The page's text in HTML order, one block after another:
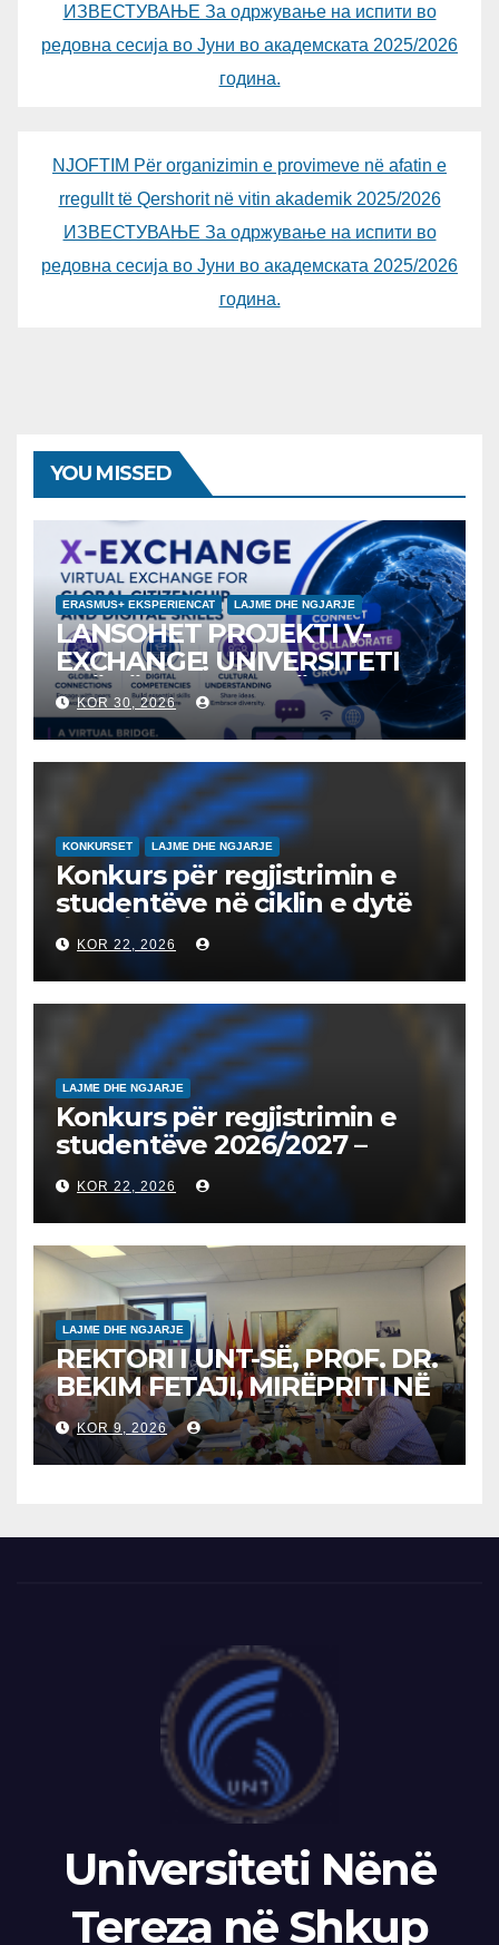
ИЗВЕСТУВАЊЕ За одржување на испити во
редовна сесија во Јуни во академската 2025/2026
година.
NJOFTIM Për organizimin e provimeve në afatin e
rregullt të Qershorit në vitin akademik 2025/2026
ИЗВЕСТУВАЊЕ За одржување на испити во
редовна сесија во Јуни во академската 2025/2026
година.
YOU MISSED
ERASMUS+ EKSPERIENCAT LAJME DHE NGJARJE
LANSOHET PROJEKTI V-
EXCHANGE! UNIVERSITETI
“NËNË TEREZA” NË SHKUP
UDHËHEQ NISMËN
NDËRKOMBËTARE PËR
EDUKIMIN DIGJITAL DHE
QYTETARINË GLOBALE
KOR 30, 2026
KONKURSET LAJME DHE NGJARJE
Konkurs për regjistrimin e
studentëve në ciklin e dytë
2026/2027 – Конкурс за
запишување на студенти
на втор циклус студии за
2026/2027
KOR 22, 2026
LAJME DHE NGJARJE
Konkurs për regjistrimin e
studentëve 2026/2027 –
Конкурс за запишување на
студенти за 2026/2027
KOR 22, 2026
LAJME DHE NGJARJE
REKTORI I UNT-SË, PROF. DR.
BEKIM FETAJI, MIRËPRITI NË
TAKIM ZYRTAR DREJTORIN E
SH.A MEPSO, DR. BURIM
LATIFIN
KOR 9, 2026
Universiteti Nënë
Tereza në Shkup